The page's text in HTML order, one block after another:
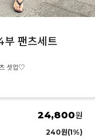
팬츠세트
츠 셋업♡
24,800원
240원(1%)